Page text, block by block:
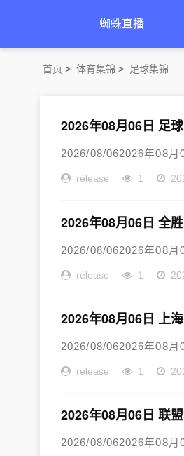
蜘蛛直播
首页 > 体育集锦 > 足球集锦
2026年08月06日 足
2026/08/062026年08月
release 1
2026年08月06日 全
2026/08/062026年08月
release 1
2026年08月06日 上
2026/08/062026年08月
release 1
2026年08月06日 联
2026/08/062026年08月